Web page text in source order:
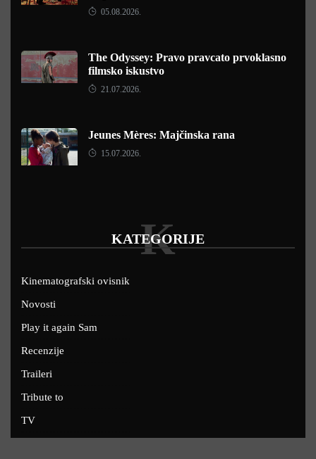
05.08.2026.
The Odyssey: Pravo pravcato prvoklasno
filmsko iskustvo
21.07.2026.
Jeunes Mères: Majčinska rana
15.07.2026.
KATEGORIJE
K
Kinematografski ovisnik
Novosti
Play it again Sam
Recenzije
Traileri
Tribute to
TV